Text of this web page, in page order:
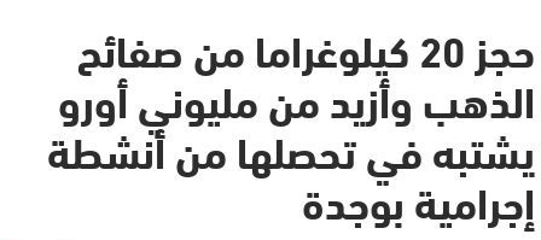
حجز 20 كيلوغراما من صفائح
الذهب وأزيد من مليوني أورو
يشتبه في تحصلها من أنشطة
إجرامية بوجدة